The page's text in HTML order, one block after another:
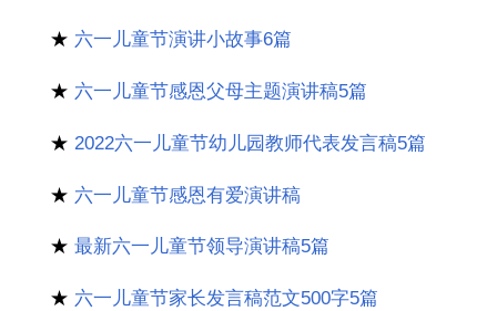
★ 六一儿童节演讲小故事6篇
★ 六一儿童节感恩父母主题演讲稿5篇
★2022六一儿童节幼儿园教师代表发言稿5篇
★ 六一儿童节感恩有爱演讲稿
★最新六一儿童节领导演讲稿5篇
★ 六一儿童节家长发言稿范文500字5篇